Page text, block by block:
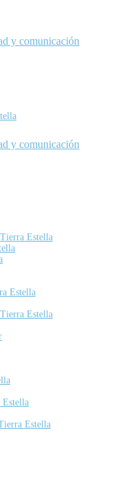
Estella
Estella
Estella
Estella
Estella